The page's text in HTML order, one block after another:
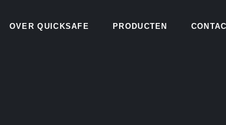
OVER QUICKSAFE PRODUCTEN